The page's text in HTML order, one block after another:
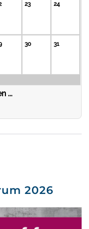
23 24
30 31
...
2026